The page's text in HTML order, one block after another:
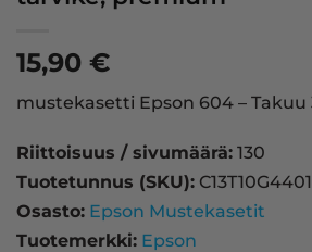
15,90 €
mustekasetti Epson 604 – Takuu
Riittoisuus / sivumäärä: 130
Tuotetunnus (SKU):
Osasto: Epson Mustekasetit
Tuotemerkki: Epson